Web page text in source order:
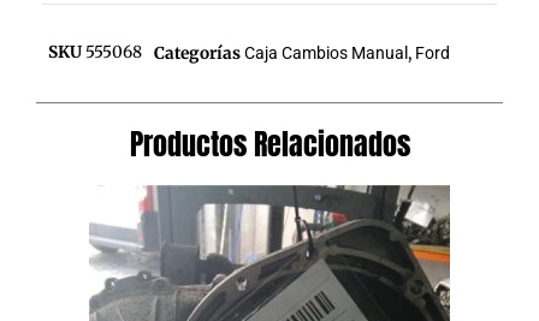
SKU 555068 CategoríasCaja Cambios Manual , Ford
Productos Relacionados